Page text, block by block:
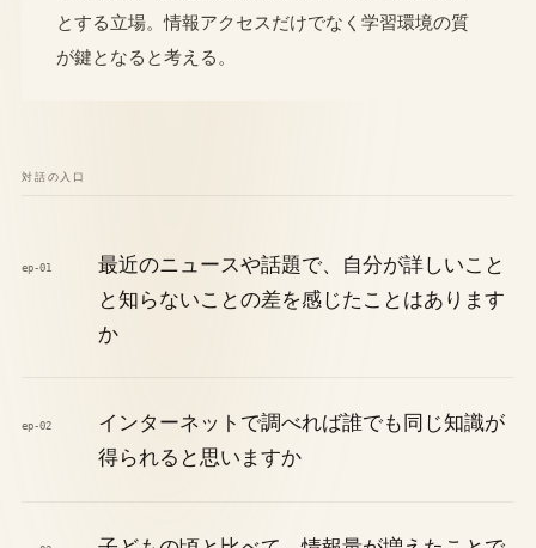
とする立場。情報アクセスだけでなく学習環境の質
が鍵となると考える。
対話の入口
ep-01
最近のニュースや話題で、自分が詳しいこと
と知らないことの差を感じたことはあります
か
ep-02
インターネットで調べれば誰でも同じ知識が
得られると思いますか